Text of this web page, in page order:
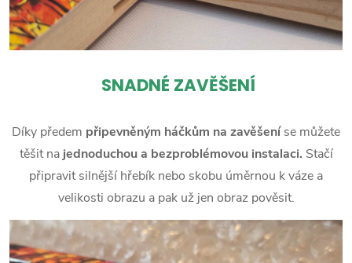
SNADNÉ ZAVĚŠENÍ
Díky předem připevněným háčkům na zavěšeníse můžete
těšit na jednoduchou a bezproblémovou instalaci. Stačí
připravit silnější hřebík nebo skobu úměrnou k váze a
velikosti obrazu a pak už jen obraz pověsit.